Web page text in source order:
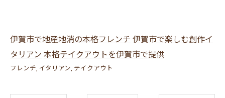
伊賀市で地産地消の本格フレンチ 伊賀市で楽しむ創作イ
タリアン 本格テイクアウトを伊賀市で提供
フレンチ イタリアン テイクアウト